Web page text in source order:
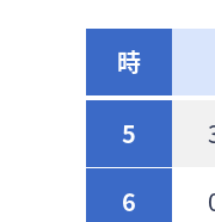
時
5
6